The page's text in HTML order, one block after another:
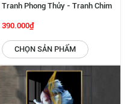
Tranh Phong Thủy - Tranh Chim
Công Và Hoa Sen SGP 442224
390.000₫
CHỌN SẢN PHẨM